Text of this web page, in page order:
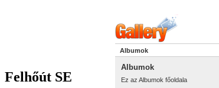
Felhőút SE
Albumok
Albumok
Ez az Albumok főoldala